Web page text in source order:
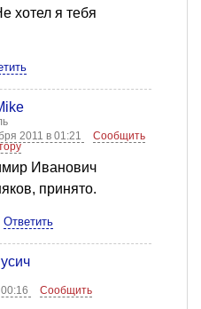
хотел я тебя
2011 в 01:21
Сообщить
Иванович
принято.
Ответить
Сообщить